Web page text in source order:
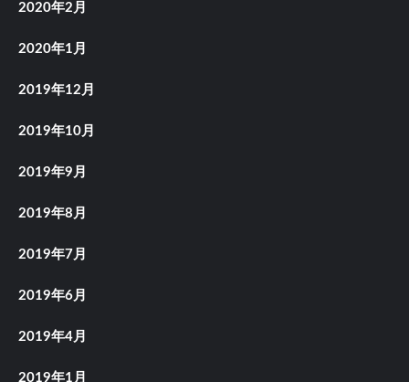
2020年2月
2020年1月
2019年12月
2019年10月
2019年9月
2019年8月
2019年7月
2019年6月
2019年4月
2019年1月